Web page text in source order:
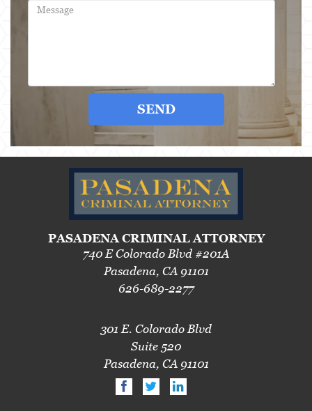
SEND
PASADENA CRIMINAL ATTORNEY
740 E Colorado Blvd #201A
Pasadena, CA 91101
626-689-2277
301 E. Colorado Blvd
Suite 520
Pasadena, CA 91101